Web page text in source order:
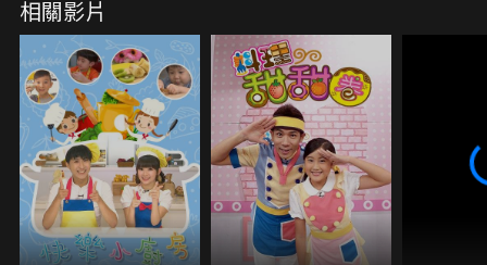
相關影片